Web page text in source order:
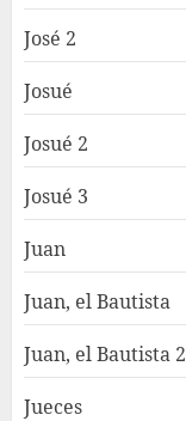
José 2
Josué
Josué 2
Josué 3
Juan
Juan, el Bautista
Juan, el Bautista 2
Jueces